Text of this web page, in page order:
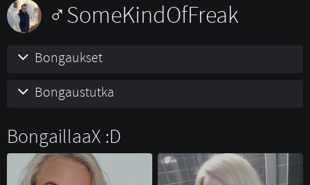
SomeKindOfFreak
Bongaukset
Bongaustutka
BongaillaaX :D